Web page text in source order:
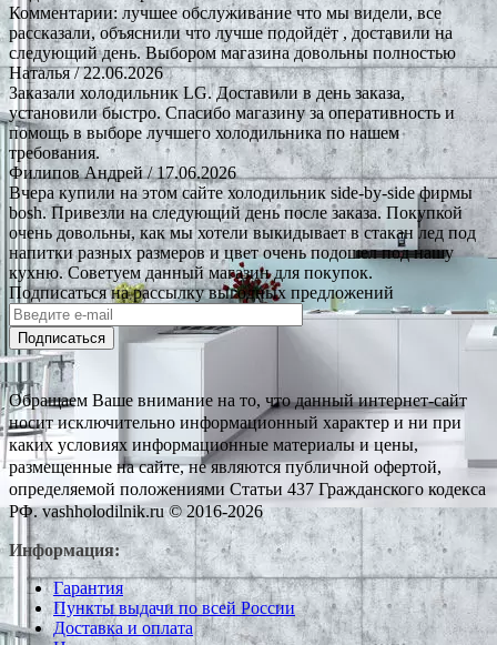
Комментарии: лучшее обслуживание что мы видели, все
рассказали, объяснили что лучше подойдёт , доставили на
следующий день. Выбором магазина довольны полностью
Наталья/ 22.06.2026
Заказали холодильник LG. Доставили в день заказа,
установили быстро. Спасибо магазину за оперативность и
помощь в выборе лучшего холодильника по нашем
требования.
Филипов Андрей/ 17.06.2026
Вчера купили на этом сайте холодильник side-by-side фирмы
bosh. Привезли на следующий день после заказа. Покупкой
очень довольны, как мы хотели выкидывает в стакан лед под
напитки разных размеров и цвет очень подошел под нашу
кухню. Советуем данный магазин для покупок.
Подписаться на рассылку выгодных предложений
Подписаться
Обращаем Ваше внимание на то, что данный интернет-сайт
носит исключительно информационный характер и ни при
каких условиях информационные материалы и цены,
размещенные на сайте, не являются публичной офертой,
определяемой положениями Статьи 437 Гражданского кодекса
РФ. vashholodilnik.ru © 2016-2026
Информация:
Гарантия
Пункты выдачи по всей России
Доставка и оплата